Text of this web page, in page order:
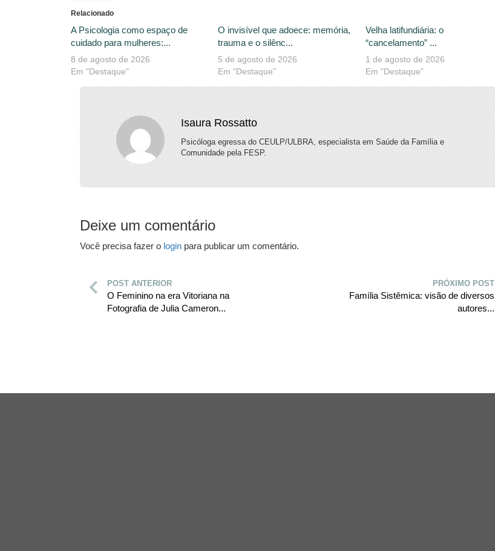
Relacionado
A Psicologia como espaço de
cuidado para mulheres:...
8 de agosto de 2026
Em "Destaque"
O invisível que adoece: memória,
trauma e o silênc...
5 de agosto de 2026
Em "Destaque"
Velha latifundiária: o
“cancelamento” ...
1 de agosto de 2026
Em "Destaque"
Isaura Rossatto
Psicóloga egressa do CEULP/ULBRA, especialista em Saúde da Família e
Comunidade pela FESP.
Deixe um comentário
Você precisa fazer o login para publicar um comentário.
POST ANTERIOR
O Feminino na era Vitoriana na
Fotografia de Julia Cameron...
PRÓXIMO POST
Família Sistêmica: visão de diversos
autores...